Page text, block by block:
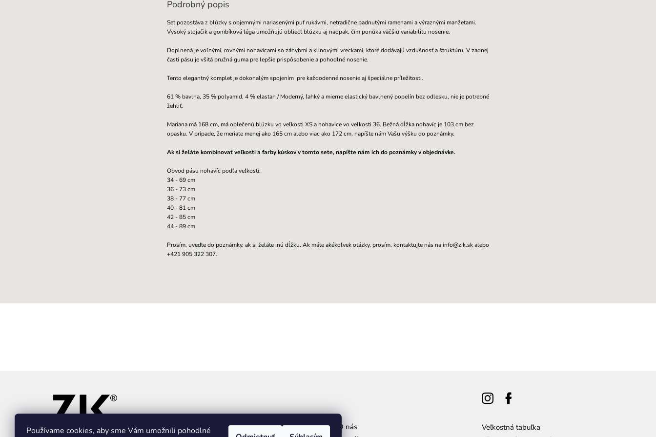
Používame cookies, aby sme Vám umožnili pohodlné
Podrobný popis
Set pozostáva z blúzky s objemnými nariasenými puf rukávmi, netradične padnutými ramenami a výraznými manžetami.
Vysoký stojačik a gombíková léga umožňujú obliecť blúzku aj naopak, čím ponúka väčšiu variabilitu nosenie.
Doplnená je voľnými, rovnými nohavicami so záhybmi a klinovými vreckami, ktoré dodávajú vzdušnosť a štruktúru. V zadnej
časti pásu je všitá pružná guma pre lepšie prispôsobenie a pohodlné nosenie.
Tento elegantný komplet je dokonalým spojením pre každodenné nosenie aj špeciálne príležitosti.
61 % bavlna, 35 % polyamid, 4 % elastan / Moderný, ľahký a mierne elastický bavlnený popelín bez odlesku, nie je potrebné
žehliť.
Mariana má 168 cm, má oblečenú blúzku vo veľkosti XS a nohavice vo veľkosti 36. Bežná dĺžka nohavíc je 103 cm bez
opasku. V prípade, že meriate menej ako 165 cm alebo viac ako 172 cm, napíšte nám Vašu výšku do poznámky.
Ak si želáte kombinovať veľkosti a farby kúskov v tomto sete, napíšte nám ich do poznámky v objednávke.
Obvod pásu nohavíc podľa veľkostí:
34 - 69 cm
36 - 73 cm
38 - 77 cm
40 - 81 cm
42 - 85 cm
44 - 89 cm
Prosím, uveďte do poznámky, ak si želáte inú dĺžku. Ak máte akékoľvek otázky, prosím, kontaktujte nás na info@zik.sk alebo
+421 905 322 307.
O nás
Veľkostná tabuľka